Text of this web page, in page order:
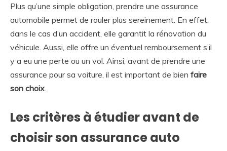
Plus qu’une simple obligation, prendre une assurance
automobile permet de rouler plus sereinement. En effet,
dans le cas d’un accident, elle garantit la rénovation du
véhicule. Aussi, elle offre un éventuel remboursement s’il
y a eu une perte ou un vol. Ainsi, avant de prendre une
assurance pour sa voiture, il est important de bien faire
son choix
Les critères à étudier avant de
choisir son assurance auto